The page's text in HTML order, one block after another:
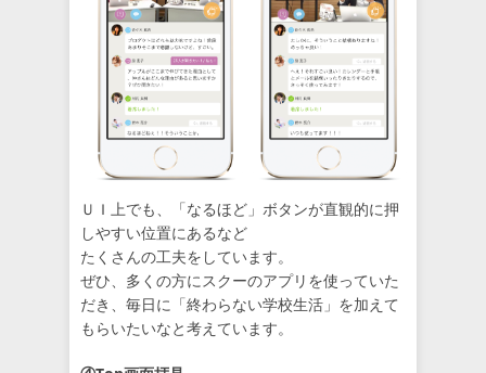
ＵＩ上でも、「なるほど」ボタンが直観的に押
しやすい位置にあるなど
たくさんの工夫をしています。
ぜひ、多くの方にスクーのアプリを使っていた
だき、毎日に「終わらない学校生活」を加えて
もらいたいなと考えています。